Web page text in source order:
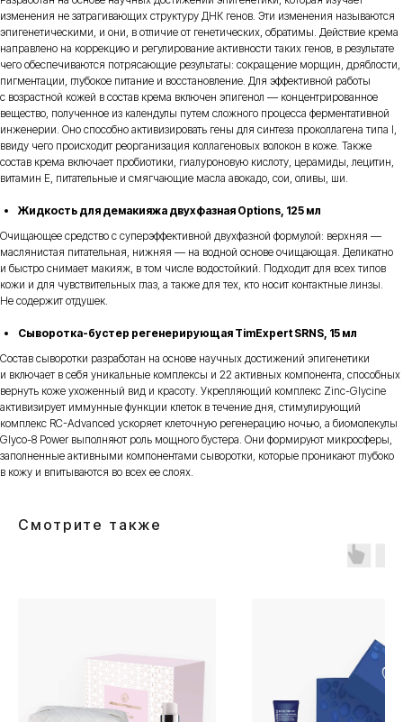
изменения не затрагивающих структуру ДНК генов. Эти изменения называются
эпигенетическими, и они, в отличие от генетических, обратимы. Действие крема
направлено на коррекцию и регулирование активности таких генов, в результате
чего обеспечиваются потрясающие результаты: сокращение морщин, дряблости,
пигментации, глубокое питание и восстановление. Для эффективной работы
с возрастной кожей в состав крема включен эпигенол — концентрированное
вещество, полученное из календулы путем сложного процесса ферментативной
инженерии. Оно способно активизировать гены для синтеза проколлагена типа I,
ввиду чего происходит реорганизация коллагеновых волокон в коже. Также
состав крема включает пробиотики, гиалуроновую кислоту, церамиды, лецитин,
витамин Е, питательные и смягчающие масла авокадо, сои, оливы, ши.
Жидкость для демакияжа двухфазная Options, 125 мл
Очищающее средство с суперэффективной двухфазной формулой: верхняя —
маслянистая питательная, нижняя — на водной основе очищающая. Деликатно
и быстро снимает макияж, в том числе водостойкий. Подходит для всех типов
кожи и для чувствительных глаз, а также для тех, кто носит контактные линзы.
Не содержит отдушек.
Сыворотка-бустер регенерирующая TimExpert SRNS, 15 мл
Состав сыворотки разработан на основе научных достижений эпигенетики
и включает в себя уникальные комплексы и 22 активных компонента, способных
вернуть коже ухоженный вид и красоту. Укрепляющий комплекс Zinc-Glycine
активизирует иммунные функции клеток в течение дня, стимулирующий
комплекс RC-Advanced ускоряет клеточную регенерацию ночью, а биомолекулы
Glyco-8 Power выполняют роль мощного бустера. Они формируют микросферы,
заполненные активными компонентами сыворотки, которые проникают глубоко
в кожу и впитываются во всех ее слоях.
Смотрите также